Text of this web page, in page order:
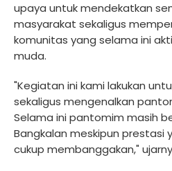
upaya untuk mendekatkan
masyarakat sekaligus
komunitas yang selama ini
muda.
"Kegiatan ini kami lakukan
sekaligus mengenalkan
Selama ini pantomim masih
Bangkalan meskipun prestasi
cukup membanggakan,"